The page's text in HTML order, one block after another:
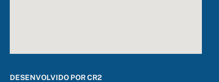
DESENVOLVIDO POR CR2